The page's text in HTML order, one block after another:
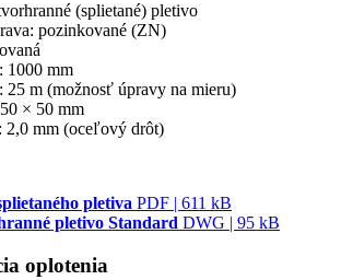
(splietané) pletivo
pozinkované (ZN)
1000 mm
25 m (možnosť úpravy na mieru)
× 50 mm
2,0 mm (oceľový drôt)
pletiva PDF | 611 kB
pletivo Standard DWG | 95 kB
oplotenia